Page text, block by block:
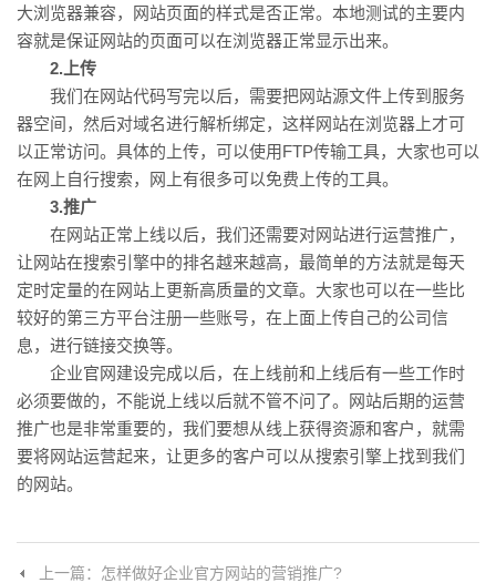
大浏览器兼容，网站页面的样式是否正常。本地测试的主要内
容就是保证网站的页面可以在浏览器正常显示出来。
2.上传
我们在网站代码写完以后，需要把网站源文件上传到服务
器空间，然后对域名进行解析绑定，这样网站在浏览器上才可
以正常访问。具体的上传，可以使用FTP传输工具，大家也可以
在网上自行搜索，网上有很多可以免费上传的工具。
3.推广
在网站正常上线以后，我们还需要对网站进行运营推广，
让网站在搜索引擎中的排名越来越高，最简单的方法就是每天
定时定量的在网站上更新高质量的文章。大家也可以在一些比
较好的第三方平台注册一些账号，在上面上传自己的公司信
息，进行链接交换等。
企业官网建设完成以后，在上线前和上线后有一些工作时
必须要做的，不能说上线以后就不管不问了。网站后期的运营
推广也是非常重要的，我们要想从线上获得资源和客户，就需
要将网站运营起来，让更多的客户可以从搜索引擎上找到我们
的网站。
上一篇：怎样做好企业官方网站的营销推广?